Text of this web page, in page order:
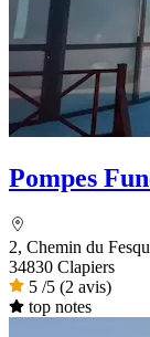
Pompes
2, Chemin du
34830 Clapiers
5 /5 (2 avis)
top notes